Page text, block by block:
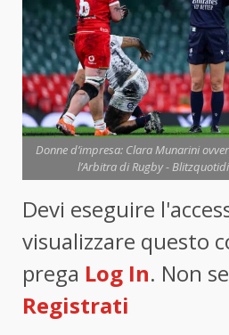
Donne d’impresa: Clara Munarini
l’Arbitra di Rugby -
Devi eseguire
visualizzare questo
prega Log In. Non
Registrati